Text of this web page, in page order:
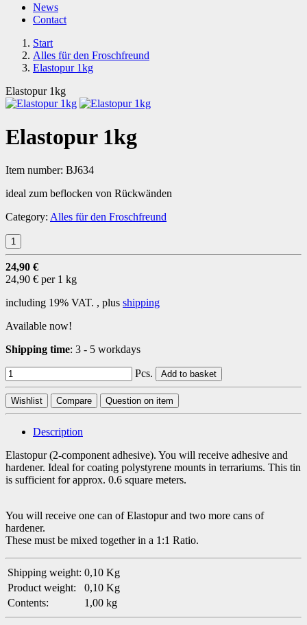
News
Contact
Start
Alles für den Froschfreund
Elastopur 1kg
Elastopur 1kg
Elastopur 1kg
Item number: BJ634
ideal zum beflocken von Rückwänden
Category: Alles für den Froschfreund
24,90 €
24,90 € per 1 kg
including 19% VAT. , plus shipping
Available now!
Shipping time: 3 - 5 workdays
Pcs. Add to basket
Wishlist Compare Question on item
Description
Elastopur (2-component adhesive). You will receive adhesive and
hardener. Ideal for coating polystyrene mounts in terrariums. This tin
is sufficient for approx. 0.6 square meters.
You will receive one can of Elastopur and two more cans of
hardener.
These must be mixed together in a 1:1 Ratio.
Shipping weight: 0,10 Kg
Product weight:
0,10 Kg
Contents:
1,00 kg